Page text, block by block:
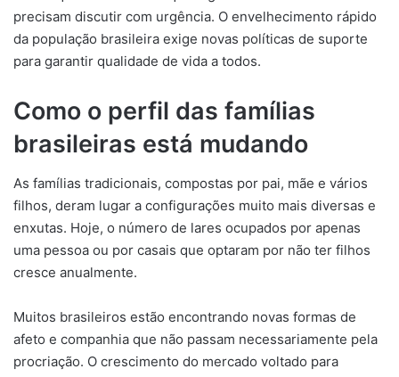
precisam discutir com urgência. O envelhecimento rápido
da população brasileira exige novas políticas de suporte
para garantir qualidade de vida a todos.
Como o perfil das famílias
brasileiras está mudando
As famílias tradicionais, compostas por pai, mãe e vários
filhos, deram lugar a configurações muito mais diversas e
enxutas. Hoje, o número de lares ocupados por apenas
uma pessoa ou por casais que optaram por não ter filhos
cresce anualmente.
Muitos brasileiros estão encontrando novas formas de
afeto e companhia que não passam necessariamente pela
procriação. O crescimento do mercado voltado para